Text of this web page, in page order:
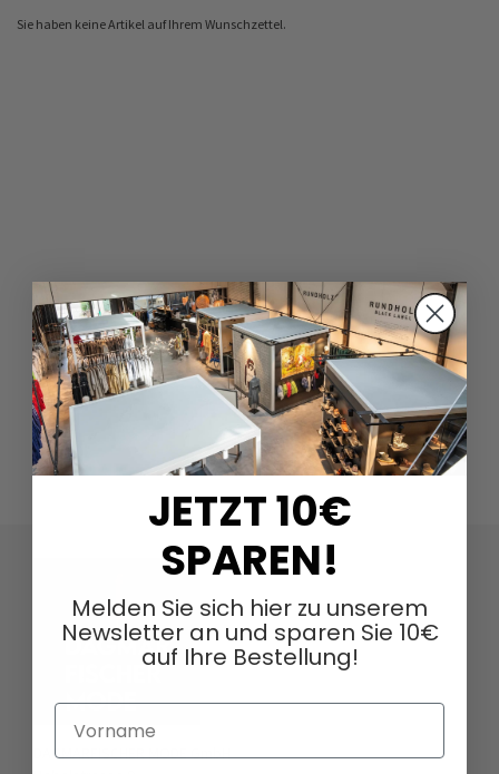
Sie haben keine Artikel auf Ihrem Wunschzettel.
DAGMARFISCHER MODE GmbH
JETZT 10€
SPAREN!
Melden Sie sich hier zu unserem
Newsletter an und sparen Sie 10€
auf Ihre Bestellung!
Vorname